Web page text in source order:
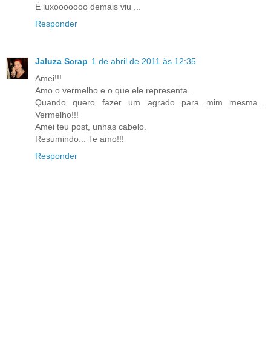
É luxooooooo demais viu ...
Responder
Jaluza Scrap 1 de abril de 2011 às 12:35
Amei!!!
Amo o vermelho e o que ele representa.
Quando quero fazer um agrado para mim mesma...
Vermelho!!!
Amei teu post, unhas cabelo.
Resumindo... Te amo!!!
Responder